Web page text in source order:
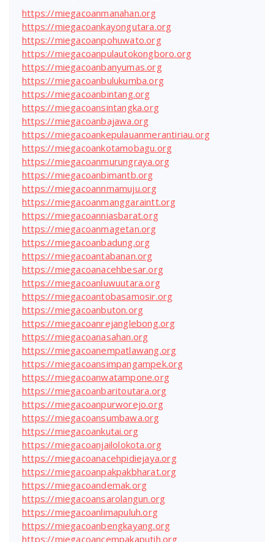
https://miegacoanmanahan.org
https://miegacoankayongutara.org
https://miegacoanpohuwato.org
https://miegacoanpulautokongboro.org
https://miegacoanbanyumas.org
https://miegacoanbulukumba.org
https://miegacoanbintang.org
https://miegacoansintangka.org
https://miegacoanbajawa.org
https://miegacoankepulauanmerantiriau.org
https://miegacoankotamobagu.org
https://miegacoanmurungraya.org
https://miegacoanbimantb.org
https://miegacoannmamuju.org
https://miegacoanmanggaraintt.org
https://miegacoanniasbarat.org
https://miegacoanmagetan.org
https://miegacoanbadung.org
https://miegacoantabanan.org
https://miegacoanacehbesar.org
https://miegacoanluwuutara.org
https://miegacoantobasamosir.org
https://miegacoanbuton.org
https://miegacoanrejanglebong.org
https://miegacoanasahan.org
https://miegacoanempatlawang.org
https://miegacoansimpangampek.org
https://miegacoanwatampone.org
https://miegacoanbaritoutara.org
https://miegacoanpurworejo.org
https://miegacoansumbawa.org
https://miegacoankutai.org
https://miegacoanjailolokota.org
https://miegacoanacehpidiejaya.org
https://miegacoanpakpakbharat.org
https://miegacoandemak.org
https://miegacoansarolangun.org
https://miegacoanlimapuluh.org
https://miegacoanbengkayang.org
https://miegacoancempakaputih.org